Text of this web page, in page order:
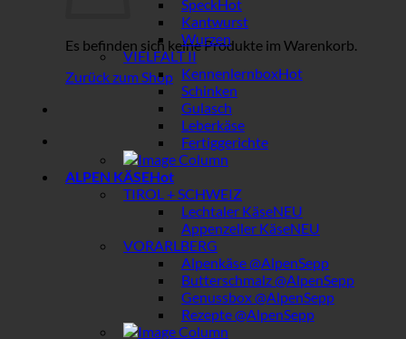
Es befinden sich keine Produkte im Warenkorb.
Zurück zum Shop
Speck
Kantwurst
Wurzen
VIELFALT II
Kennenlernbox
Schinken
Gulasch
Leberkäse
Fertiggerichte
ALPEN KÄSE
TIROL + SCHWEIZ
Lechtaler Käse
Appenzeller Käse
VORARLBERG
Alpenkäse @AlpenSepp
Butterschmalz @AlpenSepp
Genussbox @AlpenSepp
Rezepte @AlpenSepp